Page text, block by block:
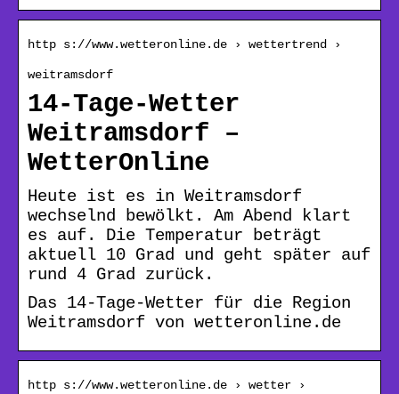
http s://www.wetteronline.de › wettertrend ›
weitramsdorf
14-Tage-Wetter
Weitramsdorf –
WetterOnline
Heute ist es in Weitramsdorf
wechselnd bewölkt. Am Abend klart
es auf. Die Temperatur beträgt
aktuell 10 Grad und geht später auf
rund 4 Grad zurück.
Das 14-Tage-Wetter für die Region
Weitramsdorf von wetteronline.de
http s://www.wetteronline.de › wetter ›